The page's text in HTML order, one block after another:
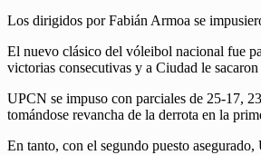
Los dirigidos por Fabián Armoa se
El nuevo clásico del vóleibol nacional fue
victorias consecutivas y a Ciudad le
UPCN se impuso con parciales de 25-17,
tomándose revancha de la derrota en la
En tanto, con el segundo puesto